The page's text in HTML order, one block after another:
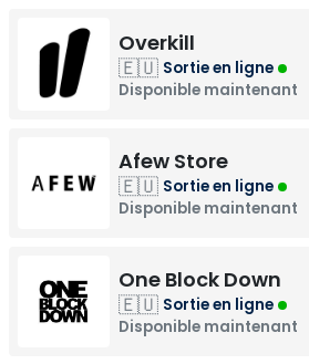
Overkill
🇪🇺 Sortie en ligne
Disponible maintenant
Afew Store
🇪🇺 Sortie en ligne
Disponible maintenant
One Block Down
🇪🇺 Sortie en ligne
Disponible maintenant